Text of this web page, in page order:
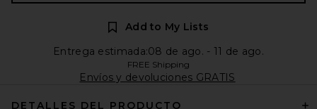
Add to My Lists
Entrega estimada:08 de ago. - 11 de ago.
FREE Shipping
Envíos y devoluciones GRATIS
DETALLES DEL PRODUCTO